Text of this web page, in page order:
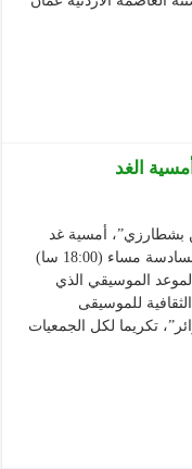
الغد
بشطارزي”، أمسية غد
الجمعة 17 جانفي 2020، وفي تمام الساعة السادسة مساء (18:00 سا)
الموسيقي الذي
للموسيقى
تكريما لكل الجمعيات